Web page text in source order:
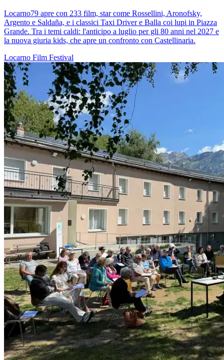
Locarno79 apre con 233 film, star come Rossellini, Aronofsky,
Argento e Saldaña, e i classici Taxi Driver e Balla coi lupi in Piazza
Grande. Tra i temi caldi: l'anticipo a luglio per gli 80 anni nel 2027 e
la nuova giuria kids, che apre un confronto con Castellinaria.
Locarno Film Festival